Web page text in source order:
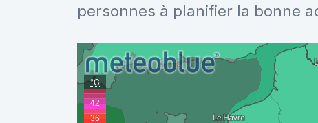
personnes à planifier la bonne
°C